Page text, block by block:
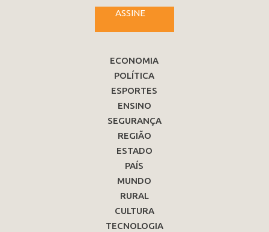
ASSINE
ECONOMIA
POLÍTICA
ESPORTES
ENSINO
SEGURANÇA
REGIÃO
ESTADO
PAÍS
MUNDO
RURAL
CULTURA
TECNOLOGIA